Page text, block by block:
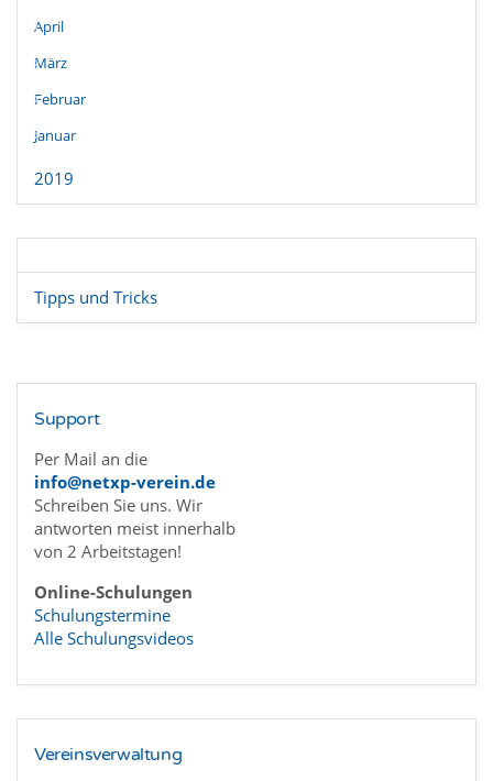
April
März
Februar
Januar
2019
Tipps und Tricks
Support
Per Mail an die
info@netxp-verein.de
Schreiben Sie uns. Wir
antworten meist innerhalb
von 2 Arbeitstagen!
Online-Schulungen
Schulungstermine
Alle Schulungsvideos
Vereinsverwaltung